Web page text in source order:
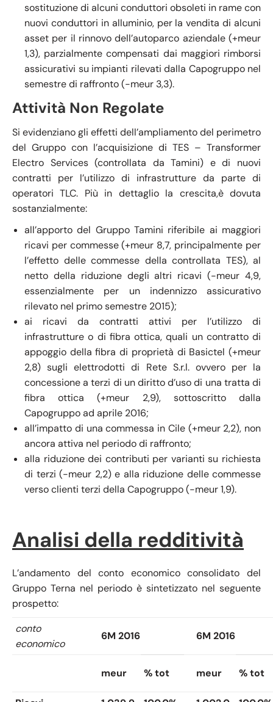
sostituzione di alcuni conduttori obsoleti in rame con
nuovi conduttori in alluminio, per la vendita di alcuni
asset per il rinnovo dell’autoparco aziendale (+meur
1,3), parzialmente compensati dai maggiori rimborsi
assicurativi su impianti rilevati dalla Capogruppo nel
semestre di raffronto (-meur 3,3).
Attività Non Regolate
Si evidenziano gli effetti dell’ampliamento del perimetro
del Gruppo con l’acquisizione di TES – Transformer
Electro Services (controllata da Tamini) e di nuovi
contratti per l’utilizzo di infrastrutture da parte di
operatori TLC. Più in dettaglio la crescita,è dovuta
sostanzialmente:
all’apporto del Gruppo Tamini riferibile ai maggiori
ricavi per commesse (+meur 8,7, principalmente per
l’effetto delle commesse della controllata TES), al
netto della riduzione degli altri ricavi (-meur 4,9,
essenzialmente per un indennizzo assicurativo
rilevato nel primo semestre 2015);
ai ricavi da contratti attivi per l’utilizzo di
infrastrutture o di fibra ottica, quali un contratto di
appoggio della fibra di proprietà di Basictel (+meur
2,8) sugli elettrodotti di Rete S.r.l. ovvero per la
concessione a terzi di un diritto d’uso di una tratta di
fibra ottica (+meur 2,9), sottoscritto dalla
Capogruppo ad aprile 2016;
all’impatto di una commessa in Cile (+meur 2,2), non
ancora attiva nel periodo di raffronto;
alla riduzione dei contributi per varianti su richiesta
di terzi (-meur 2,2) e alla riduzione delle commesse
verso clienti terzi della Capogruppo (-meur 1,9).
Analisi della redditività
L’andamento del conto economico consolidato del
Gruppo Terna nel periodo è sintetizzato nel seguente
prospetto:
conto
economico
6M 2016 6M 2016
meur % tot meur % tot